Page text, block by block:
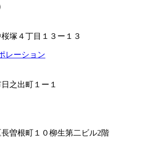
塚４丁目１３ー１３
レーション
之出町１ー１
曽根町１０柳生第二ビル2階